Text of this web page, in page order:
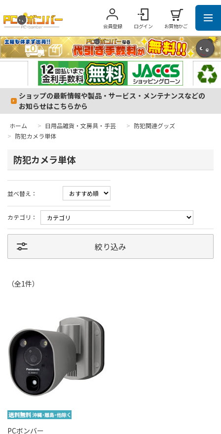
会員登録 ログイン お買物かご
ショップの最新情報や製品・サービス・メンテナンスなどの
お知らせはこちらから
ホーム > 日用品雑貨・文房具・手芸 > 防犯関連グッズ
> 防犯カメラ単体
防犯カメラ単体
並べ替え：
カテゴリ：
絞り込み
（全1件）
PCボンバー